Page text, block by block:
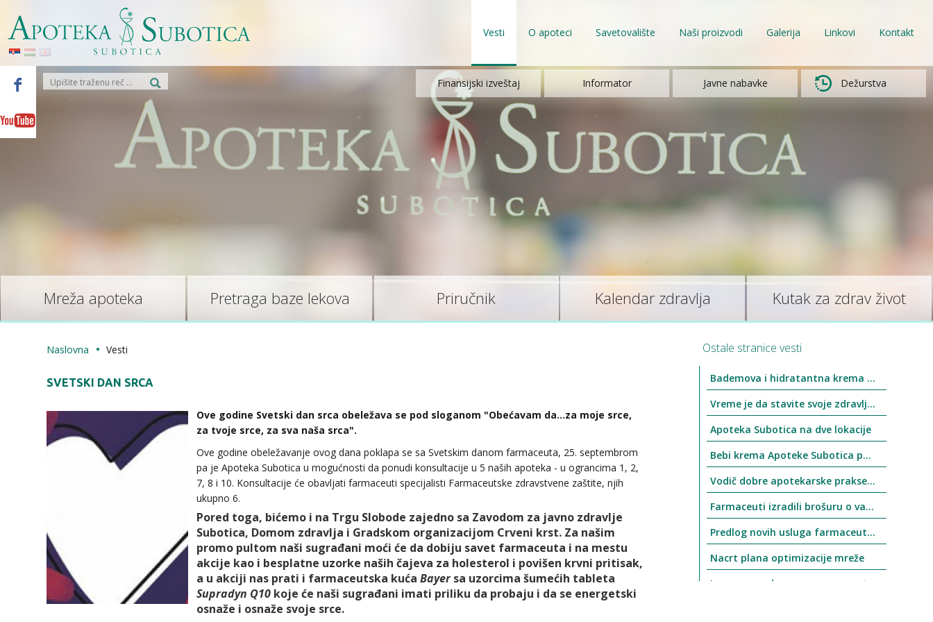
Vesti O apoteci Savetovalište Naši proizvodi Galerija Linkovi Kontakt
Finansijski izveštaj Informator Javne nabavke Dežurstva
Mreža apoteka Pretraga baze lekova Priručnik Kalendar zdravlja Kutak za zdrav život
Ostale stranice vesti
Bademova i hidratantna krema Apoteke Subotica ponovo u prodaji
Vreme je da stavite svoje zdravlje u 1. plan
Apoteka Subotica na dve lokacije
Bebi krema Apoteke Subotica ponovo u prodaji
Vodič dobre apotekarske prakse stupio na snagu 1.4.2021. godine
Farmaceuti izradili brošuru o vakcinama
Predlog novih usluga farmaceuta nije prihvaćen
Nacrt plana optimizacije mreže
Naslovna Vesti
SVETSKI DAN SRCA
Ove godine Svetski dan srca obeležava se pod sloganom "Obećavam da...za moje srce,
za tvoje srce, za sva naša srca".
Ove godine obeležavanje ovog dana poklapa se sa Svetskim danom farmaceuta, 25. septembrom
pa je Apoteka Subotica u mogućnosti da ponudi konsultacije u 5 naših apoteka - u ograncima 1, 2,
7, 8 i 10. Konsultacije će obavljati farmaceuti specijalisti Farmaceutske zdravstvene zaštite, njih
ukupno 6.
Pored toga, bićemo i na Trgu Slobode zajedno sa Zavodom za javno zdravlje
Subotica, Domom zdravlja i Gradskom organizacijom Crveni krst. Za našim
promo pultom naši sugrađani moći će da dobiju savet farmaceuta i na mestu
akcije kao i besplatne uzorke naših čajeva za holesterol i povišen krvni pritisak,
a u akciji nas prati i farmaceutska kuća Bayersa uzorcima šumećih tableta
Supradyn Q10koje će naši sugrađani imati priliku da probaju i da se energetski
osnaže i osnaže svoje srce.